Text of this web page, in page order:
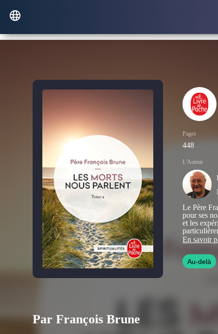
Pages
448
L'Auteur
Le Père
pour ses
et les
contre
l’homme
En savoir
Au-delà
Par François Brune